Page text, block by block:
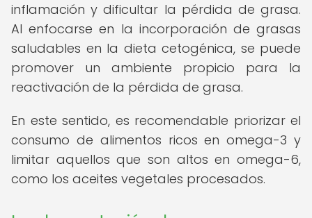
inflamación y dificultar la pérdida de grasa.
Al enfocarse en la incorporación de grasas
saludables en la dieta cetogénica, se puede
promover un ambiente propicio para la
reactivación de la pérdida de grasa.
En este sentido, es recomendable priorizar el
consumo de alimentos ricos en omega-3 y
limitar aquellos que son altos en omega-6,
como los aceites vegetales procesados.